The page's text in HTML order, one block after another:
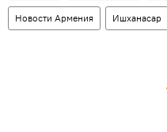
Новости Армения Ишханасар